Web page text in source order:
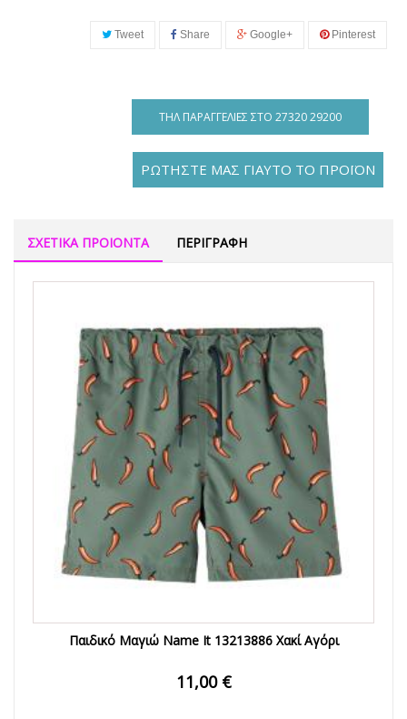
Tweet Share Google+ Pinterest
ΤΗΛ ΠΑΡΑΓΓΕΛΊΕΣ ΣΤΟ 27320 29200
ΡΩΤΗΣΤΕ ΜΑΣ ΓΙΑΥΤΟ ΤΟ ΠΡΟΪΟΝ
ΣΧΕΤΙΚΑ ΠΡΟΙΟΝΤΑ ΠΕΡΙΓΡΑΦΗ
Παιδικό Μαγιώ Name It 13213886 Χακί Αγόρι
11,00 €